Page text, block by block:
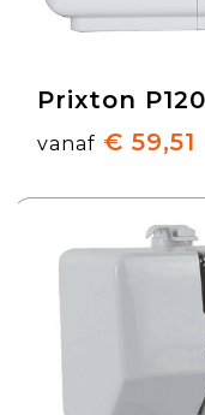
Prixton
vanaf € 59,51